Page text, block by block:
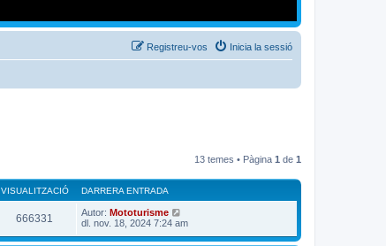
Inicia la sessió
Registreu-vos
13 temes • Pàgina 1 de 1
VISUALITZACIÓ DARRERA ENTRADA
666331 Autor: Mototurisme
dl. nov. 18, 2024 7:24 am